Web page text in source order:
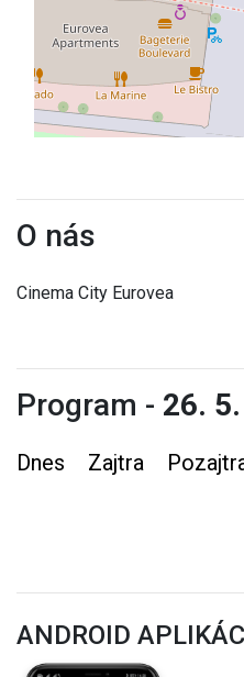
O nás
Cinema City Eurovea
Program - 26.
Dnes Zajtra
ANDROID